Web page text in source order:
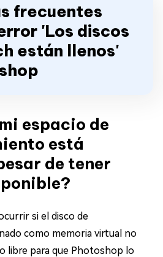
frecuentes
'Los discos
están llenos'
espacio de
está
de tener
si el disco de
como memoria virtual no
libre para que Photoshop lo